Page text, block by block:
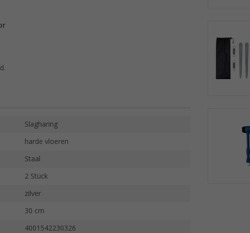
Slagharing
harde vloeren
Staal
2 Stück
zilver
30 cm
4001542230326